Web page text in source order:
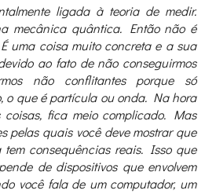
ligada à teoria de medir.
mecânica quântica. Então não é
uma coisa muito concreta e a sua
ao fato de não conseguirmos
não conflitantes porque só
o que é partícula ou onda. Na hora
fica meio complicado. Mas
pelas quais você deve mostrar que
consequências reais. Isso que
de dispositivos que envolvem
você fala de um computador, um